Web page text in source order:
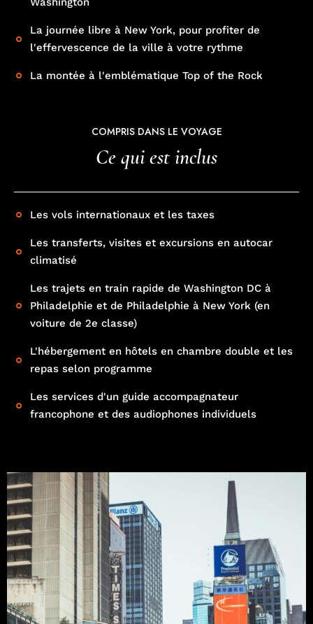
La journée libre à New York, pour profiter de
l'effervescence de la ville à votre rythme
La montée à l'emblématique Top of the Rock
COMPRIS DANS LE VOYAGE
Ce qui est inclus
Les vols internationaux et les taxes
Les transferts, visites et excursions en autocar
climatisé
Les trajets en train rapide de Washington DC à
Philadelphie et de Philadelphie à New York (en
voiture de 2e classe)
L'hébergement en hôtels en chambre double et les
repas selon programme
Les services d'un guide accompagnateur
francophone et des audiophones individuels